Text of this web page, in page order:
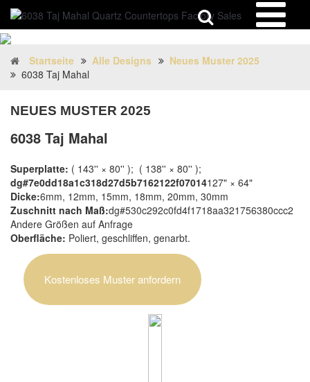
Startseite Alle Designs
Neues Muster 2025
6038 Taj Mahal
NEUES MUSTER 2025
6038 Taj Mahal
Superplatte: ( 143'' × 80'' ); ( 138'' × 80'' );
dg#7e0dd18a1c318d27d5b7162122f07014127" × 64"
Dicke:6mm, 12mm, 15mm, 18mm, 20mm, 30mm
Zuschnitt nach Maß:dg#530c292c0fd4f1718aa321756380ccc2
Andere Größen auf Anfrage
Oberfläche: Poliert, geschliffen, genarbt.
Kostenloses Muster anfordern